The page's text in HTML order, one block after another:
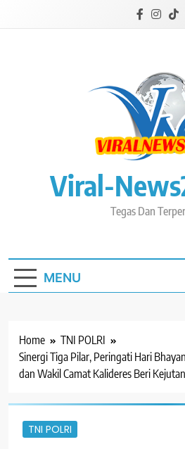
Viral-
Tegas Dan
MENU
Home
TNI POLRI
Sinergi Tiga Pilar, Peringati Hari
dan Wakil Camat Kalideres Beri
TNI POLRI